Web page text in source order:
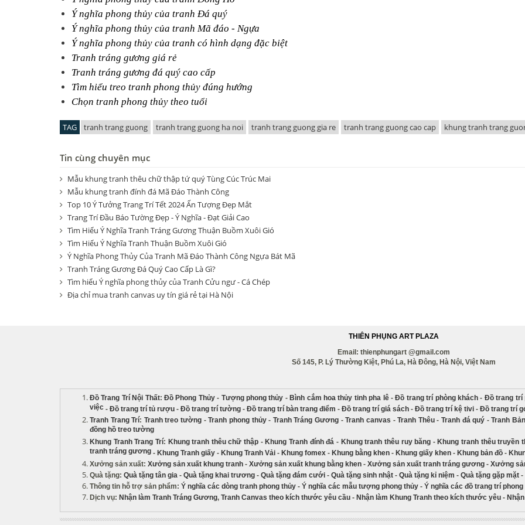
Ý nghĩa phong thủy của tranh Đá quý
Ý nghĩa phong thủy của tranh Mã đáo - Ngựa
Ý nghĩa phong thủy của tranh có hình dạng đặc biệt
Tranh tráng gương giá rẻ
Tranh tráng gương đá quý cao cấp
Tìm hiểu treo tranh phong thủy đúng hướng
Chọn tranh phong thủy theo tuổi
TAG tranh trang guong tranh trang guong ha noi tranh trang guong gia re tranh trang guong cao cap khung tranh trang
Tin cùng chuyên mục
Mẫu khung tranh thêu chữ thập tứ quý Tùng Cúc Trúc Mai
Mẫu khung tranh đính đá Mã Đáo Thành Công
Top 10 Ý Tưởng Trang Trí Tết 2024 Ấn Tượng Đẹp Mắt
Trang Trí Đầu Báo Tường Đẹp - Ý Nghĩa - Đạt Giải Cao
Tìm Hiểu Ý Nghĩa Tranh Tráng Gương Thuận Buồm Xuôi Gió
Tìm Hiểu Ý Nghĩa Tranh Thuận Buồm Xuôi Gió
Ý Nghĩa Phong Thủy Của Tranh Mã Đáo Thành Công Ngựa Bát Mã
Tranh Tráng Gương Đá Quý Cao Cấp Là Gì?
Tìm hiểu Ý nghĩa phong thủy của Tranh Cửu ngư - Cá Chép
Địa chỉ mua tranh canvas uy tín giá rẻ tại Hà Nội
THIÊN PHỤNG ART PLAZA
Email: thienphungart @gmail.com
Số 145, P. Lý Thường Kiệt, Phú La, Hà Đông, Hà Nội, Việt Nam
Đồ Trang Trí Nội Thất: Đồ Phong Thủy- Tượng phong thủy - Bình cắm hoa thủy tinh pha lê-Đồ trang trí phòng khách- Đồ trang trí
việc - Đồ trang trí tủ rượu - Đồ trang trí tường - Đồ trang trí bàn trang điểm - Đồ trang trí giá sách - Đồ trang trí kệ tivi - Đồ trang trí
Tranh Trang Trí: Tranh treo tường -Tranh phong thủy- Tranh Tráng Gương -Tranh canvas -Tranh Thêu- Tranh đá quý -Tranh
đồng hồ treo tường
Khung Tranh Trang Trí: Khung tranh thêu chữ thập - Khung Tranh đính đá - Khung tranh thêu ruy băng - Khung tranh thêu truyền
tranh tráng gương - Khung Tranh giấy - Khung Tranh Vải - Khung fomex - Khung bằng khen - Khung giấy khen - Khung bản đồ -
Xưởng sản xuất: Xưởng sản xuất khung tranh - Xưởng sản xuất khung bằng khen - Xưởng sản xuất tranh tráng gương - Xưởng
Quà tặng: Quà tặng tân gia - Quà tặng khai trương - Quà tặng đám cưới - Quà tặng sinh nhật - Quà tặng kỉ niệm - Quà tặng gặp mặt -
Thông tin hỗ trợ sản phẩm: Ý nghĩa các dòng tranh phong thủy - Ý nghĩa các mẫu tượng phong thủy - Ý nghĩa các đồ trang trí phong
Dịch vụ: Nhận làm Tranh Tráng Gương, Tranh Canvas theo kích thước yêu cầu - Nhận làm Khung Tranh theo kích thước yêu -